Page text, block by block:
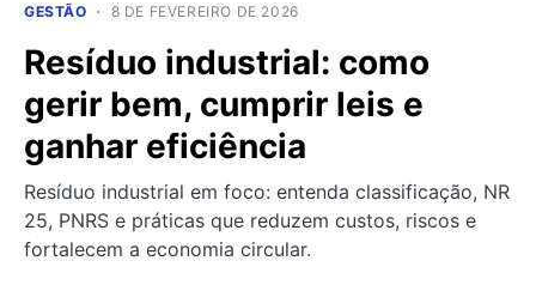
GESTÃO 8 DE FEVEREIRO DE 2026
Resíduo industrial: como
gerir bem, cumprir leis e
ganhar eficiência
Resíduo industrial em foco: entenda classificação, NR
25, PNRS e práticas que reduzem custos, riscos e
fortalecem a economia circular.